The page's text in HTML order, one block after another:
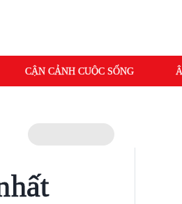
CẬN CẢNH CUỘC SỐNG